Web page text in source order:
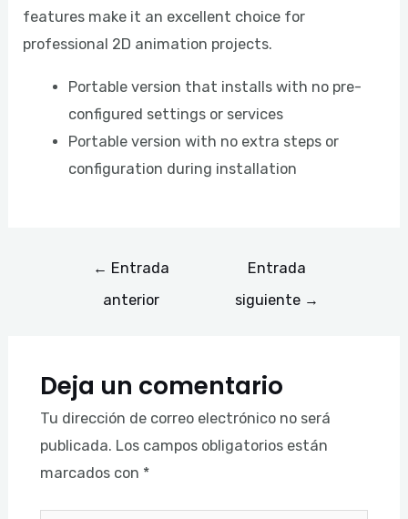
features make it an excellent choice for
professional 2D animation projects.
Portable version that installs with no pre-
configured settings or services
Portable version with no extra steps or
configuration during installation
← Entrada
anterior
Entrada
siguiente →
Deja un comentario
Tu dirección de correo electrónico no será
publicada. Los campos obligatorios están
marcados con *